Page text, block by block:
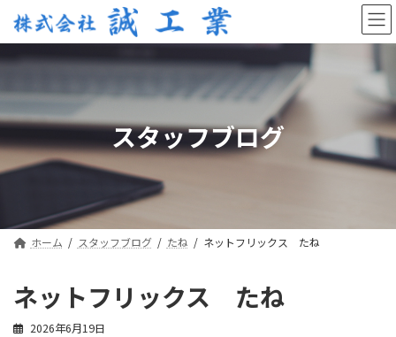
テ
ン
へ
ス
ッ
プ
ゲ
ー
ョ
ン
移
動
スタッフブログ
ホーム スタッフブログ たね ネットフリックス たね
ネットフリックス たね
2026年6月19日